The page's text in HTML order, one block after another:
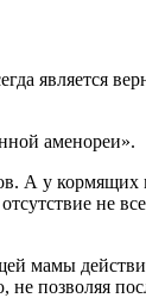
является
аменореи».
А у кормящих
не
мамы
позволяя